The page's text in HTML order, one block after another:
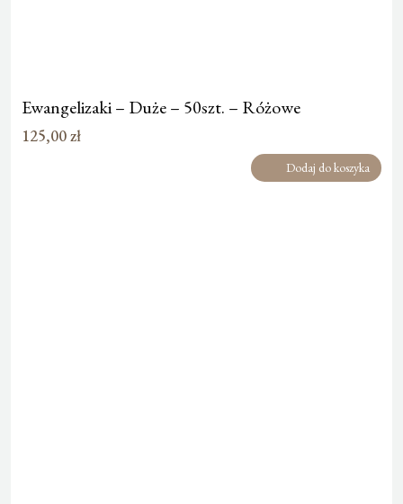
Ewangelizaki – Duże – 50szt. – Różowe
125,00zł
Dodaj do koszyka